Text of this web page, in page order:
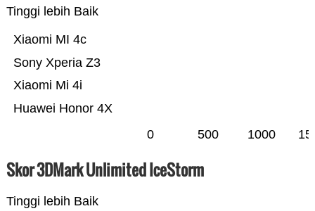
Tinggi lebih Baik
Huawei Honor 4X
Xiaomi Mi 4i
Sony Xperia Z3
Xiaomi MI 4c
0 500 1000
Skor 3DMark Unlimited IceStorm
Tinggi lebih Baik